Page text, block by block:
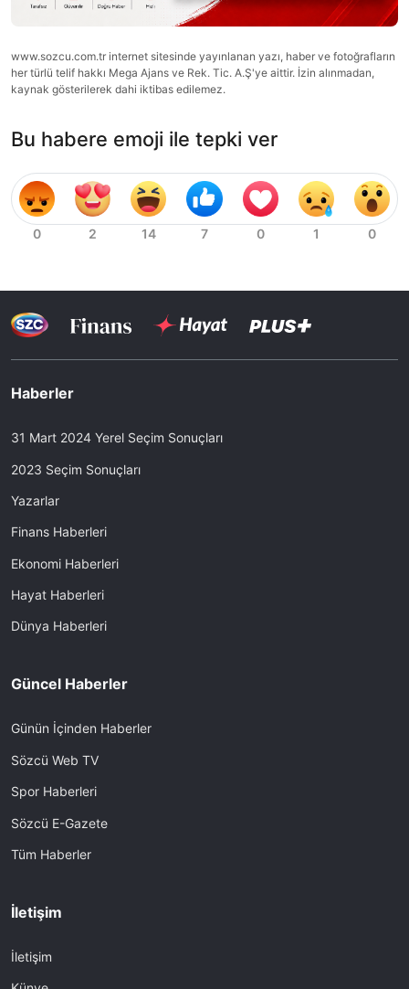
www.sozcu.com.tr internet sitesinde yayınlanan yazı, haber ve fotoğrafların
her türlü telif hakkı Mega Ajans ve Rek. Tic. A.Ş'ye aittir. İzin alınmadan,
kaynak gösterilerek dahi iktibas edilemez.
Bu habere emoji ile tepki ver
Haberler
31 Mart 2024 Yerel Seçim Sonuçları
2023 Seçim Sonuçları
Yazarlar
Finans Haberleri
Ekonomi Haberleri
Hayat Haberleri
Dünya Haberleri
Güncel Haberler
Günün İçinden Haberler
Sözcü Web TV
Spor Haberleri
Sözcü E-Gazete
Tüm Haberler
İletişim
İletişim